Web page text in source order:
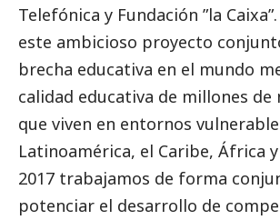
Telefónica y Fundación ”la
este ambicioso proyecto
brecha educativa en el mundo
calidad educativa de millones de
que viven en entornos
Latinoamérica, el Caribe, África y
2017 trabajamos de forma
potenciar el desarrollo de